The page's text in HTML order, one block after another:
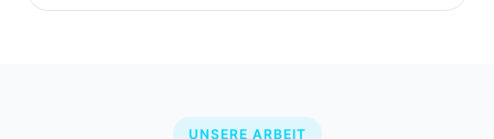
UNSERE ARBEIT